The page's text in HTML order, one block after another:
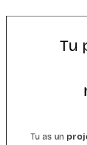
Tu
Tu as un